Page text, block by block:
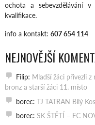
ochota a sebevzdělávání
kvalifikace.
info a kontakt: 607 654 114
NEJNOVĚJŠÍ
Filip: Mladší žáci přivezli
bronz a starší žáci 11. místo
borec: TJ TATRAN Bílý
borec: SK ŠTĚTÍ – FC